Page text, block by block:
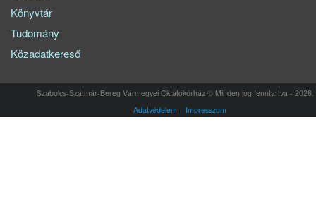
Könyvtár
Tudomány
Közadatkereső
Szabolcs-Szatmár-Bereg Vármegyei Oktatókórház © Minden jog fenntartva - 2026.
Adatvédelem
Impresszum